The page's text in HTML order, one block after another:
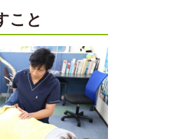
こと